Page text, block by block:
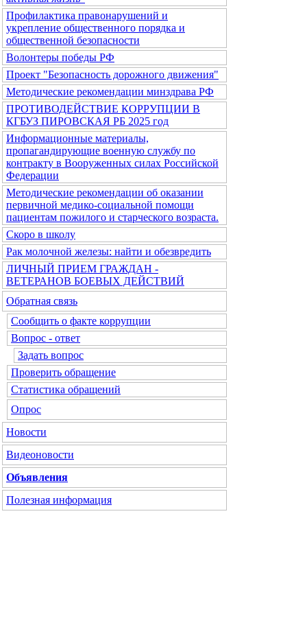
Профилактика правонарушений и
укрепление общественного порядка и
общественной безопасности
Волонтеры победы РФ
Проект "Безопасность дорожного движения"
Методические рекомендации минздрава РФ
ПРОТИВОДЕЙСТВИЕ КОРРУПЦИИ В
КГБУЗ ПИРОВСКАЯ РБ 2025 год
Информационные материалы,
пропагандирующие военную службу по
контракту в Вооруженных силах Российской
Федерации
Методические рекомендации об оказании
первичной медико-социальной помощи
пациентам пожилого и старческого возраста.
Скоро в школу
Рак молочной железы: найти и обезвредить
ЛИЧНЫЙ ПРИЕМ ГРАЖДАН -
ВЕТЕРАНОВ БОЕВЫХ ДЕЙСТВИЙ
Обратная связь
Сообщить о факте коррупции
Вопрос - ответ
Задать вопрос
Проверить обращение
Статистика обращений
Опрос
Новости
Видеоновости
Объявления
Полезная информация